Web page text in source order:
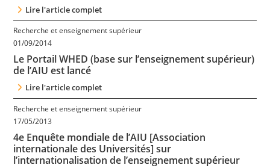
Nous suivre
Lire l'article complet
Recherche et enseignement supérieur
01/09/2014
Le Portail WHED (base sur l’enseignement supérieur)
de l’AIU est lancé
Lire l'article complet
Recherche et enseignement supérieur
17/05/2013
4e Enquête mondiale de l’AIU [Association
internationale des Universités] sur
l’internationalisation de l’enseignement supérieur